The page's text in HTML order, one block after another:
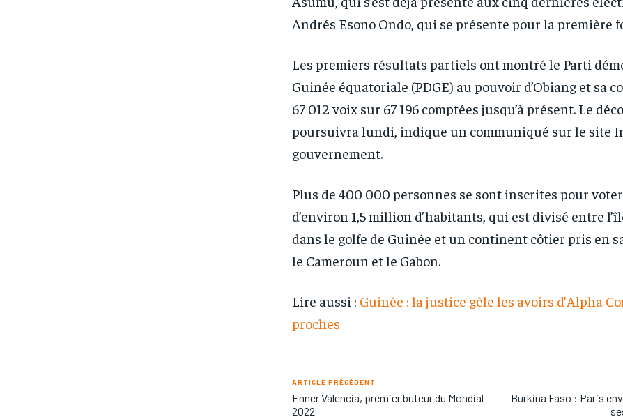
Andrés Esono Ondo, qui se présente pour la première
Les premiers résultats partiels ont montré le Parti
Guinée équatoriale (PDGE) au pouvoir d’Obiang et sa
67 012 voix sur 67 196 comptées jusqu’à présent. Le
poursuivra lundi, indique un communiqué sur le site
gouvernement.
Plus de 400 000 personnes se sont inscrites pour
d’environ 1,5 million d’habitants, qui est divisé entre
dans le golfe de Guinée et un continent côtier pris en
le Cameroun et le Gabon.
Lire aussi : Guinée : la justice gèle les avoirs d’Alpha
proches
ARTICLE PRÉCÉDENT
Enner Valencia, premier buteur du Mondial-
2022
Burkina Faso : Paris